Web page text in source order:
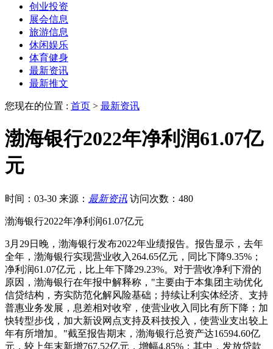
创业投资
展会信息
旅游信息
休闲娱乐
体育健身
最新资讯
最新推文
您现在的位置 : 首页 > 最新资讯
渤海银行2022年净利润61.07亿
元
时间：03-30 来源： 最新资讯 访问次数：480
渤海银行2022年净利润61.07亿元
3月29日晚，渤海银行发布2022年业绩报告。报告显示，去年
全年，渤海银行实现营业收入264.65亿元，同比下降9.35%；
净利润61.07亿元，比上年下降29.23%。对于营收净利下滑的
原因，渤海银行在年报中解释称，"主要由于本集团主动优化
信贷结构，夯实防范化解风险基础；持续让利实体经济、支持
普惠业务发展，息差相对收窄，使营业收入同比有所下降；加
快转型步伐，加大新设网点支持及科技投入，使营业支出较上
年有所增加。"截至报告期末，渤海银行总资产达16594.60亿
元，较上年末新增767.52亿元，增幅4.85%；其中，发放贷款